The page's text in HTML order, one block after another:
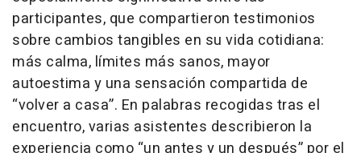
participantes, que compartieron testimonios
sobre cambios tangibles en su vida cotidiana:
más calma, límites más sanos, mayor
autoestima y una sensación compartida de
“volver a casa”. En palabras recogidas tras el
encuentro, varias asistentes describieron la